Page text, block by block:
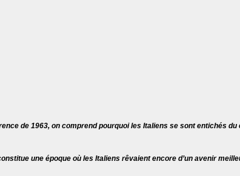
de 1963, on comprend pourquoi les Italiens se sont entichés
une époque où les Italiens rêvaient encore d’un avenir